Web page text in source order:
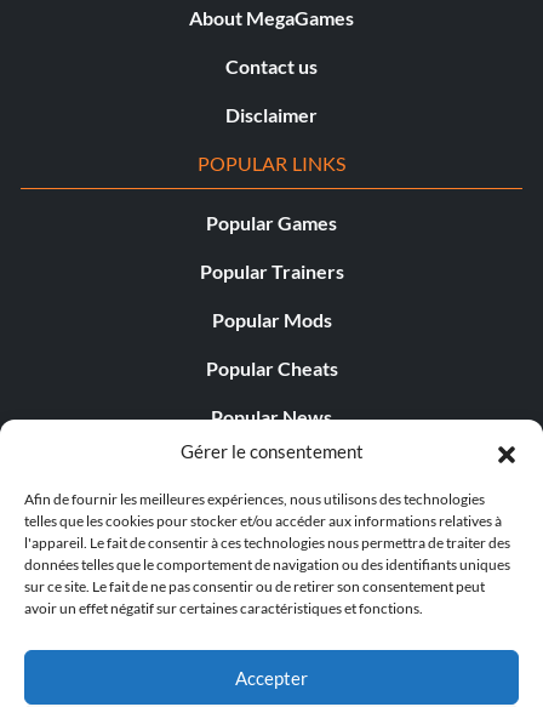
Gérer le consentement
Afin de fournir les meilleures expériences, nous utilisons des technologies
telles que les cookies pour stocker et/ou accéder aux informations relatives à
l'appareil. Le fait de consentir à ces technologies nous permettra de traiter des
données telles que le comportement de navigation ou des identifiants uniques
sur ce site. Le fait de ne pas consentir ou de retirer son consentement peut
avoir un effet négatif sur certaines caractéristiques et fonctions.
Accepter
About MegaGames
Contact us
Disclaimer
POPULAR LINKS
Popular Games
Popular Trainers
Popular Mods
Popular Cheats
Popular News
Popular Editorials
Popular Free Games
LATEST UPDATES